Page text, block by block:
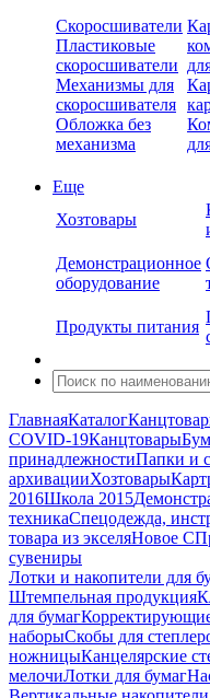
Скоросшиватели
Пластиковые
скоросшиватели
Механизмы для
скоросшивателя
Обложка без
механизма
Еще
Хозтовары
Демонстрационное
оборудование
Продукты питания
ГлавнаяКаталог
COVID-19Канцтовары
принадлежностиПапки и
архивацииХозтовары
2016Школа 2015
техникаСпецодежда,
товара из экселяНовое С
сувениры
Лотки и накопители для
Штемпельная продукция
для бумагКорректирующие
наборыСкобы для
ножницыКанцелярские
мелочиЛотки для бумаг